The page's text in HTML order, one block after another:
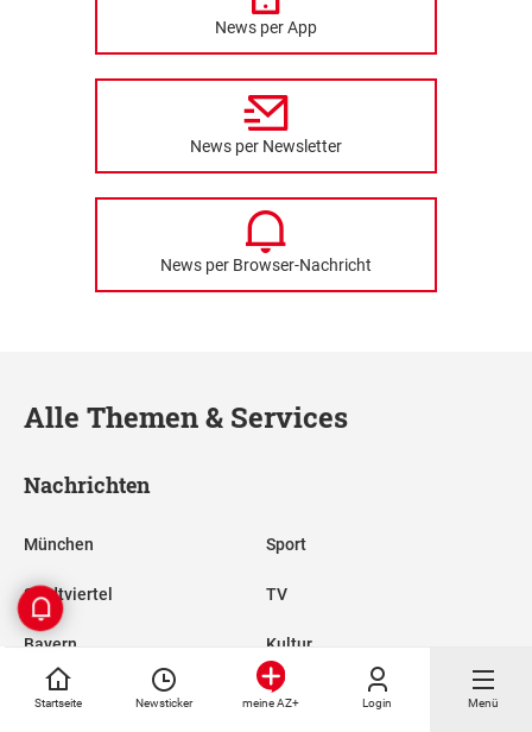
Startseite Newsticker meine AZ+ Login Menü
News per App
News per Newsletter
News per Browser-Nachricht
Alle Themen & Services
Nachrichten
München
Stadtviertel
Bayern
FC Bayern
Sport
TV
Kultur
Reise